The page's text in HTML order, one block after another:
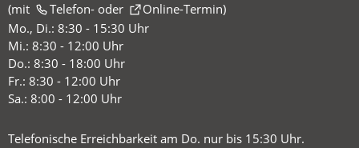
(mit
Telefon-oder Online-Termin
(Öffnet
in
einem
neuen
Tab)
)
Mo., Di.: 8:30 - 15:30 Uhr
Mi.: 8:30 - 12:00 Uhr
Do.: 8:30 - 18:00 Uhr
Fr.: 8:30 - 12:00 Uhr
Sa.: 8:00 - 12:00 Uhr
Telefonische Erreichbarkeit am Do. nur bis 15:30 Uhr.